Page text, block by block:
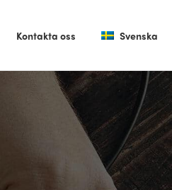
Kontakta oss Svenska